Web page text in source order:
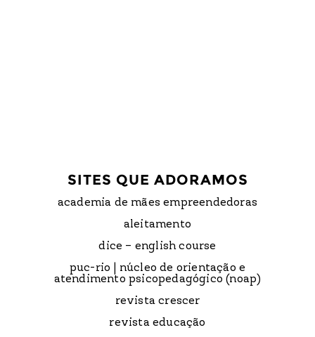
SITES QUE ADORAMOS
academia de mães empreendedoras
aleitamento
dice – english course
puc-rio | núcleo de orientação e
atendimento psicopedagógico (noap)
revista crescer
revista educação